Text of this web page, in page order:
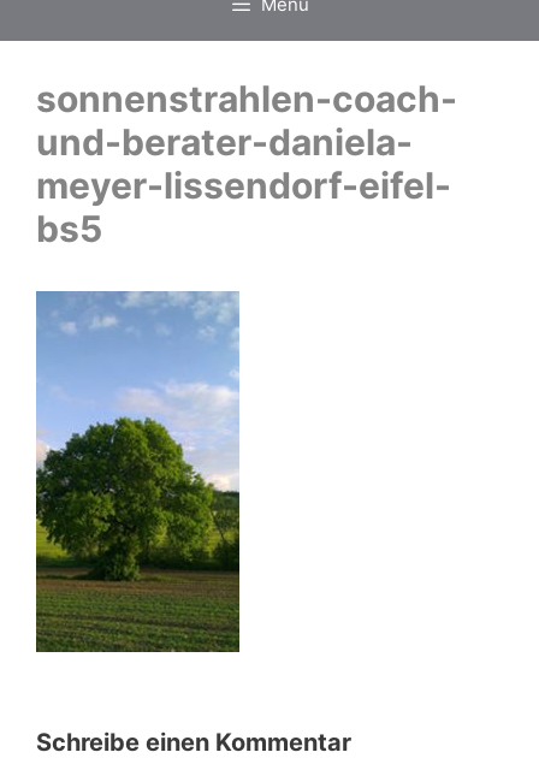
sonnenstrahlen-coach-
und-berater-daniela-
meyer-lissendorf-eifel-
bs5
Schreibe einen Kommentar